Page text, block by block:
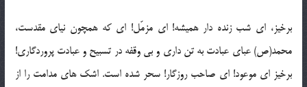
برخیز، ای شب زنده دار همیشه! ای مزمّل! ای که همچون نیای مقدست،
محمد(ص) عبای عبادت به تن داری و بی وقفه در تسبیح و عبادت پروردگاری!
برخیز ای موعود! ای صاحب روزگار! سحر شده است. اشک های مدامت را از